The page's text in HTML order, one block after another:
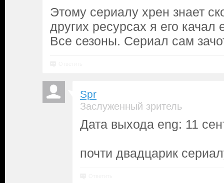
Этому сериалу хрен знает
других ресурсах я его
Все сезоны. Сериал сам
Spr
Заслуженный зритель
Дата выхода eng: 11
почти двадцарик